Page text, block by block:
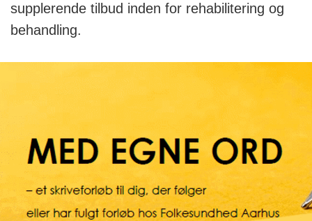
supplerende tilbud inden for rehabilitering og
behandling.